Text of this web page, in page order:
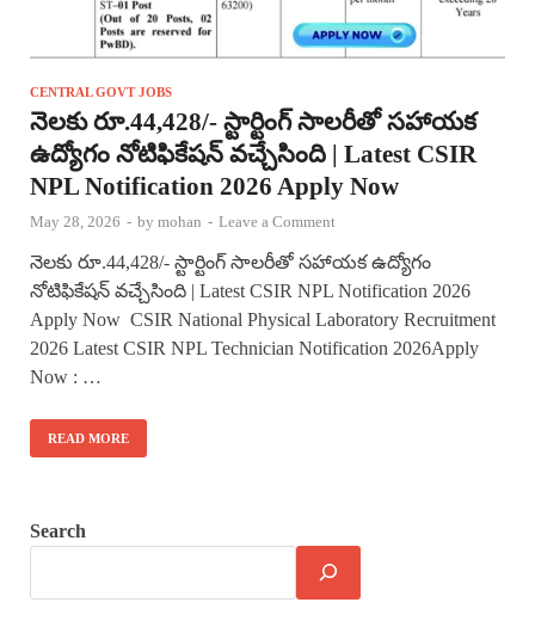
CENTRAL GOVT JOBS
నెలకు రూ.44,428/- స్టార్టింగ్ సాలరీతో సహాయక
ఉద్యోగం నోటిఫికేషన్ వచ్చేసింది | Latest CSIR
NPL Notification 2026 Apply Now
May 28, 2026 - by mohan - Leave a Comment
నెలకు రూ.44,428/- స్టార్టింగ్ సాలరీతో సహాయక ఉద్యోగం
నోటిఫికేషన్ వచ్చేసింది | Latest CSIR NPL Notification 2026
Apply Now CSIR National Physical Laboratory Recruitment
2026 Latest CSIR NPL Technician Notification 2026Apply
Now : …
READ MORE
Search